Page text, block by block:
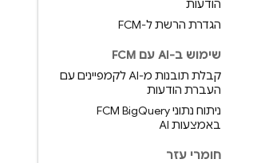
הודעות
הגדרת הרשת ל-FCM
שימוש ב-AI עם FCM
קבלת תובנות מ-AI לקמפיינים עם
העברת הודעות
ניתוח נתוני FCM BigQuery
באמצעות AI
חומרי עזר